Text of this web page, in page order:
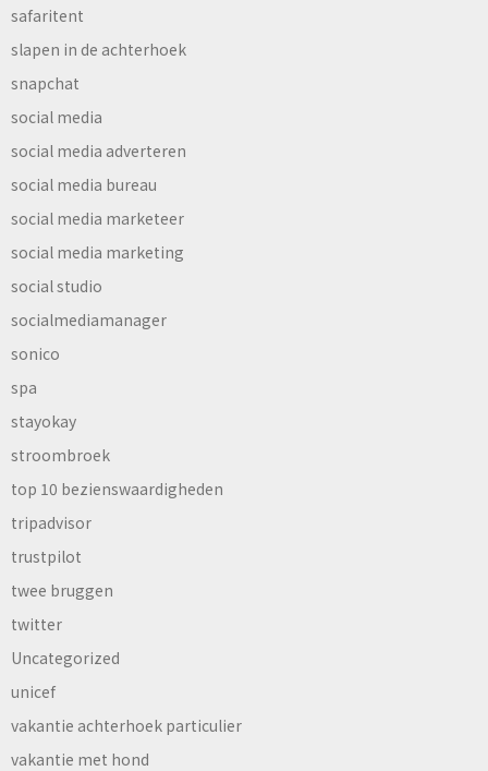
safaritent
slapen in de achterhoek
snapchat
social media
social media adverteren
social media bureau
social media marketeer
social media marketing
social studio
socialmediamanager
sonico
spa
stayokay
stroombroek
top 10 bezienswaardigheden
tripadvisor
trustpilot
twee bruggen
twitter
Uncategorized
unicef
vakantie achterhoek particulier
vakantie met hond